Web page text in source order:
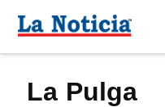
Para mantenerte
contenido
La Pulga